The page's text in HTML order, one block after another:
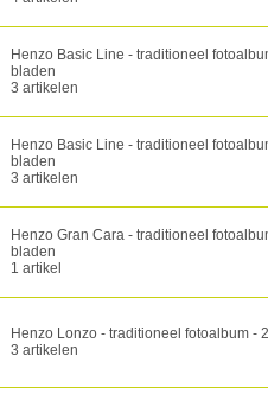
Henzo Basic Line - traditioneel
bladen
3 artikelen
Henzo Basic Line - traditioneel
bladen
3 artikelen
Henzo Gran Cara - traditioneel
bladen
1 artikel
Henzo Lonzo - traditioneel fotoalbum -
3 artikelen